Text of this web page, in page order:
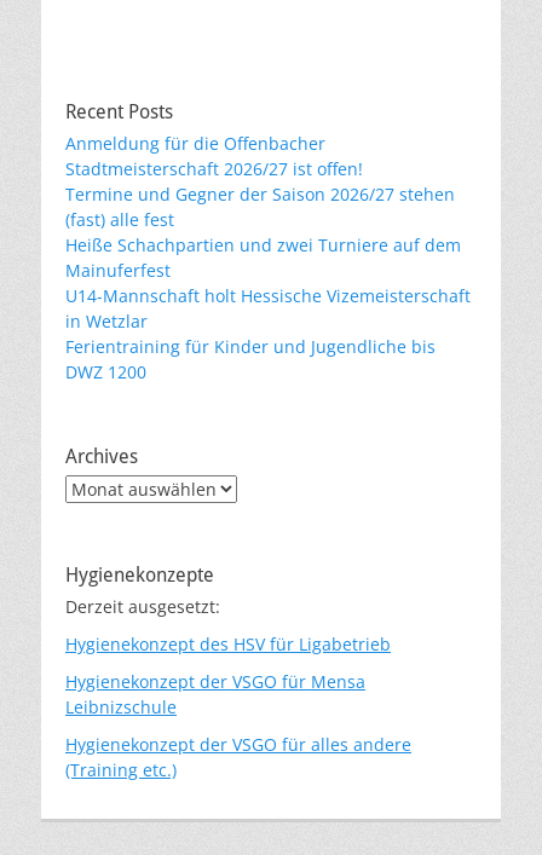
Recent Posts
Anmeldung für die Offenbacher
Stadtmeisterschaft 2026/27 ist offen!
Termine und Gegner der Saison 2026/27 stehen
(fast) alle fest
Heiße Schachpartien und zwei Turniere auf dem
Mainuferfest
U14-Mannschaft holt Hessische Vizemeisterschaft
in Wetzlar
Ferientraining für Kinder und Jugendliche bis
DWZ 1200
Archives
Archives
Hygienekonzepte
Derzeit ausgesetzt:
Hygienekonzept des HSV für Ligabetrieb
Hygienekonzept der VSGO für Mensa
Leibnizschule
Hygienekonzept der VSGO für alles andere
(Training etc.)